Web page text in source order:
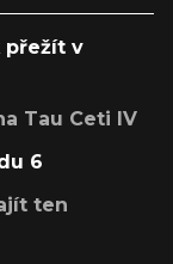
přežít v
Tau Ceti IV
6
ten